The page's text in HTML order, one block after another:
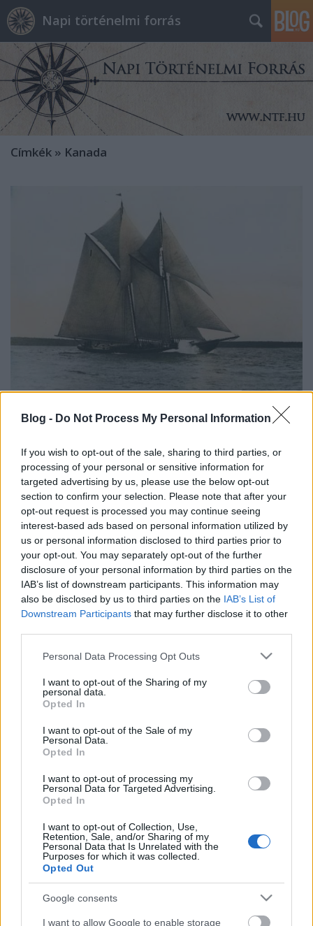
Blog - Do Not Process My Personal Information
If you wish to opt-out of the sale, sharing to third parties, or
processing of your personal or sensitive information for
targeted advertising by us, please use the below opt-out
section to confirm your selection. Please note that after your
opt-out request is processed you may continue seeing
interest-based ads based on personal information utilized by
us or personal information disclosed to third parties prior to
your opt-out. You may separately opt-out of the further
disclosure of your personal information by third parties on the
IAB’s list of downstream participants. This information may
also be disclosed by us to third parties on the IAB’s List of
Downstream Participants that may further disclose it to other
Please note that this website/app uses one or more Google
not limited to your visit or usage behaviour. You may click to
grant or deny consent to Google and its third-party tags to
use your data for below specified purposes in below Google
consent section.
Personal Data Processing Opt Outs
I want to opt-out of the Sharing of my
personal data.
Opted In
I want to opt-out of the Sale of my
Personal Data.
Opted In
I want to opt-out of processing my
Personal Data for Targeted Advertising.
Opted In
I want to opt-out of Collection, Use,
Retention, Sale, and/or Sharing of my
Personal Data that Is Unrelated with the
Purposes for which it was collected.
Opted Out
Google consents
I want to allow Google to enable storage
Napi történelmi forrás
Címkék » Kanada
életmentő hírnév
György Sándor Balázs 2016. április 28.
Mivel a cím félrevezető lehet, gyorsan szögezzük le,
mai bejegyzésünk témája nem egy hús-vér
uralkodónő, hanem az Atlanti-óceán királynőjeként
emlegetett kanadai Bluenose szkúner (angolul
schooner, régies magyar írásmóddal sóner) lesz,
amely rövid pályafutása alatt,…
"Aki dudás akar lenni, pokolra kell
annak menni..."
Bill "Piper" Millin története
György Sándor Balázs •2016. március 01.
"Aki dudás akar lenni, pokolra kell annak menni, ott
kell annak megtanulni, hogyan kell a dudát fújni" -